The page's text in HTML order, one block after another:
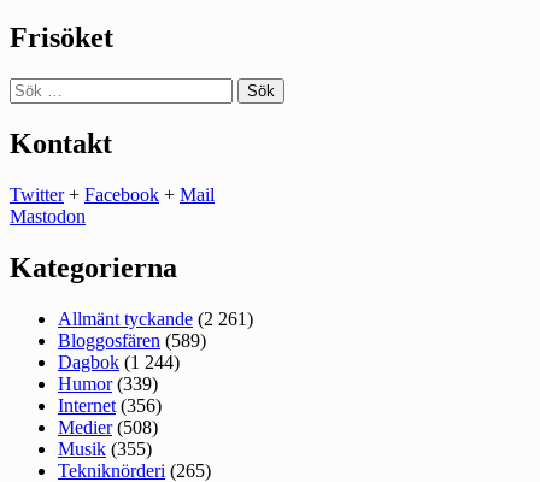
Frisöket
Sök
efter:
Kontakt
Twitter+ Facebook + Mail
Mastodon
Kategorierna
Allmänt tyckande (2 261)
Bloggosfären (589)
Dagbok (1 244)
Humor(339)
Internet (356)
Medier(508)
Musik (355)
Tekniknörderi (265)